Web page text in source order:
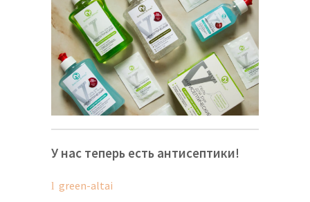
У нас теперь есть антисептики!
green-altai